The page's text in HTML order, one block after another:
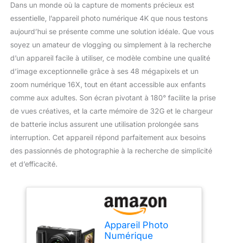
Dans un monde où la capture de moments précieux est
essentielle, l’appareil photo numérique 4K que nous testons
aujourd’hui se présente comme une solution idéale. Que vous
soyez un amateur de vlogging ou simplement à la recherche
d’un appareil facile à utiliser, ce modèle combine une qualité
d’image exceptionnelle grâce à ses 48 mégapixels et un
zoom numérique 16X, tout en étant accessible aux enfants
comme aux adultes. Son écran pivotant à 180° facilite la prise
de vues créatives, et la carte mémoire de 32G et le chargeur
de batterie inclus assurent une utilisation prolongée sans
interruption. Cet appareil répond parfaitement aux besoins
des passionnés de photographie à la recherche de simplicité
et d’efficacité.
Appareil Photo
Numérique